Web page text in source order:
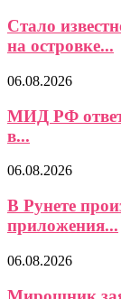
Стало
на островке...
06.08.2026
МИД РФ
в...
06.08.2026
В Рунете
приложения...
06.08.2026